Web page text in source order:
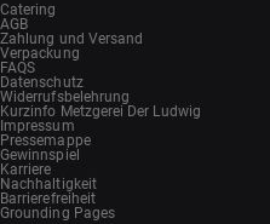
Catering
AGB
Zahlung und Versand
Verpackung
FAQS
Datenschutz
Widerrufsbelehrung
Kurzinfo Metzgerei Der Ludwig
Impressum
Pressemappe
Gewinnspiel
Karriere
Nachhaltigkeit
Barrierefreiheit
Grounding Pages